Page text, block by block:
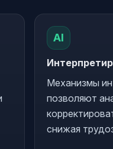
AI
Механизмы
позволяют
снижая